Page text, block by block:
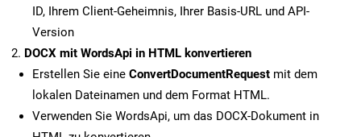
ID, Ihrem Client-Geheimnis, Ihrer Basis-URL und API-
Version
DOCX mit WordsApi in HTML konvertieren
Erstellen Sie eine ConvertDocumentRequest mit dem
lokalen Dateinamen und dem Format HTML.
Verwenden Sie WordsApi, um das DOCX-Dokument in